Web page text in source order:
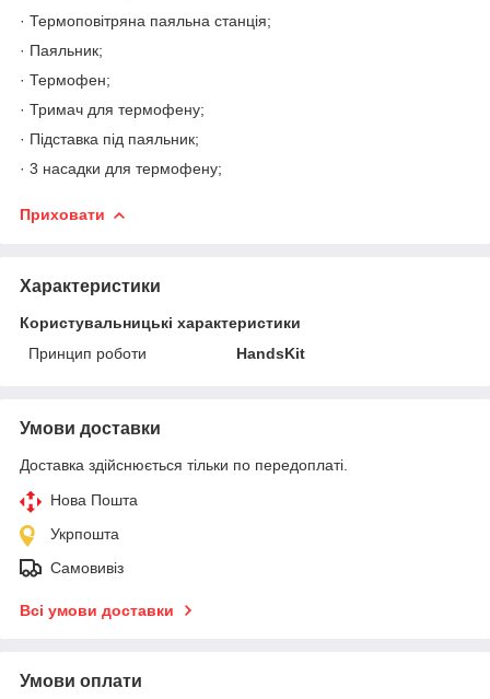
· Термоповітряна паяльна станція;
· Паяльник;
· Термофен;
· Тримач для термофену;
· Підставка під паяльник;
· 3 насадки для термофену;
Приховати
Характеристики
Користувальницькі характеристики
Принцип роботи
HandsKit
Умови доставки
Доставка здійснюється тільки по передоплаті.
Нова Пошта
Укрпошта
Самовивіз
Всі умови доставки
Умови оплати